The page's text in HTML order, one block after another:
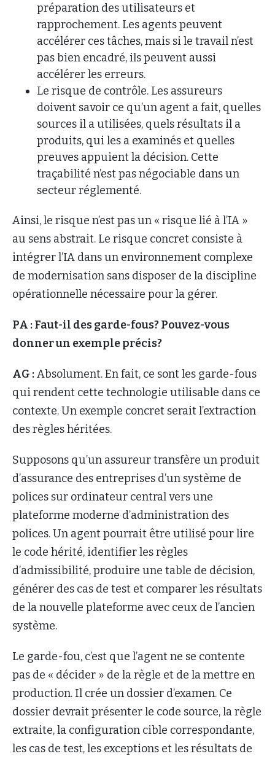
préparation des utilisateurs et
rapprochement. Les agents peuvent
accélérer ces tâches, mais si le travail n’est
pas bien encadré, ils peuvent aussi
accélérer les erreurs.
Le risque de contrôle. Les assureurs
doivent savoir ce qu’un agent a fait, quelles
sources il a utilisées, quels résultats il a
produits, qui les a examinés et quelles
preuves appuient la décision. Cette
traçabilité n’est pas négociable dans un
secteur réglementé.
Ainsi, le risque n’est pas un « risque lié à l’IA »
au sens abstrait. Le risque concret consiste à
intégrer l’IA dans un environnement complexe
de modernisation sans disposer de la discipline
opérationnelle nécessaire pour la gérer.
PA : Faut-il des garde-fous? Pouvez-vous
donner un exemple précis?
AG :Absolument. En fait, ce sont les garde-fous
qui rendent cette technologie utilisable dans ce
contexte. Un exemple concret serait l’extraction
des règles héritées.
Supposons qu’un assureur transfère un produit
d’assurance des entreprises d’un système de
polices sur ordinateur central vers une
plateforme moderne d’administration des
polices. Un agent pourrait être utilisé pour lire
le code hérité, identifier les règles
d’admissibilité, produire une table de décision,
générer des cas de test et comparer les résultats
de la nouvelle plateforme avec ceux de l’ancien
système.
Le garde-fou, c’est que l’agent ne se contente
pas de « décider » de la règle et de la mettre en
production. Il crée un dossier d’examen. Ce
dossier devrait présenter le code source, la règle
extraite, la configuration cible correspondante,
les cas de test, les exceptions et les résultats de